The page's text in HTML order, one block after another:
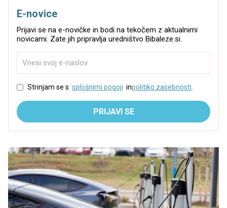
E-novice
Prijavi se na e-novičke in bodi na tekočem z aktualnimi
novicami. Zate jih pripravlja uredništvo Bibaleze.si.
Strinjam se s splošnimi pogoji inpolitiko zasebnosti.
PRIJAVI SE